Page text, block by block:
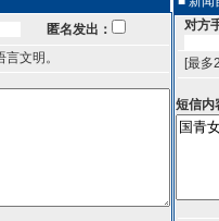
匿名发出：
文明。
对方
[最多
短信内